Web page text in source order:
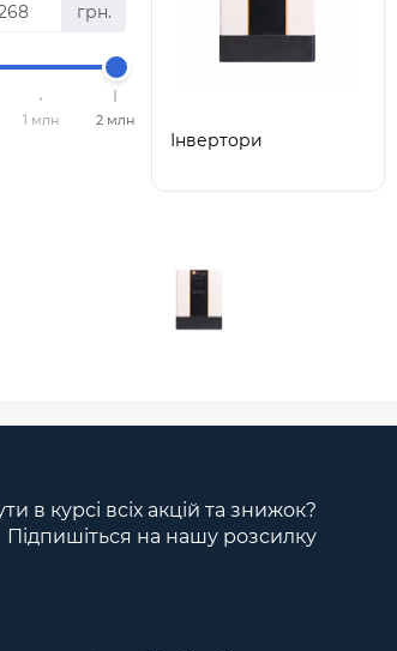
грн.
1 млн 2 млн
Інвертори
в курсі всіх акцій та знижок?
Підпишіться на нашу розсилку